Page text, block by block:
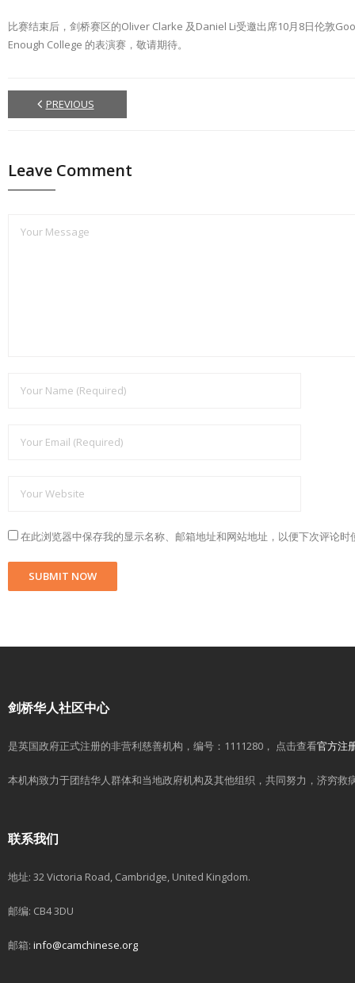
比赛结束后，剑桥赛区的Oliver Clarke 及Daniel Li受邀出席10月8日伦敦
Enough College 的表演赛，敬请期待。
PREVIOUS
Leave Comment
在此浏览器中保存我的显示名称、邮箱地址和网站地址，以便下次评论时
剑桥华人社区中心
是英国政府正式注册的非营利慈善机构，编号：1111280， 点击查看官方注
本机构致力于团结华人群体和当地政府机构及其他组织，共同努力，济穷
联系我们
地址: 32 Victoria Road, Cambridge, United Kingdom.
邮编: CB4 3DU
邮箱: info@camchinese.org